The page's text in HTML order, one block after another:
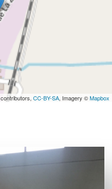
contributors, CC-BY-SA, Imagery ©Mapbox